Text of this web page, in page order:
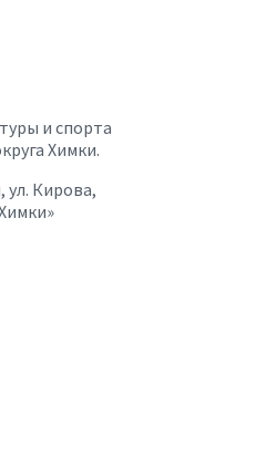
и спорта
Химки.
ул. Кирова,